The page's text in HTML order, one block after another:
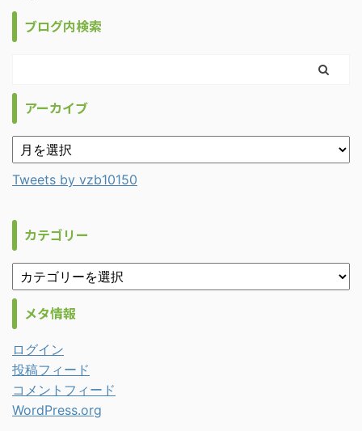
ブログ内検索
アーカイブ
Tweets by vzb10150
カテゴリー
メタ情報
ログイン
投稿フィード
コメントフィード
WordPress.org